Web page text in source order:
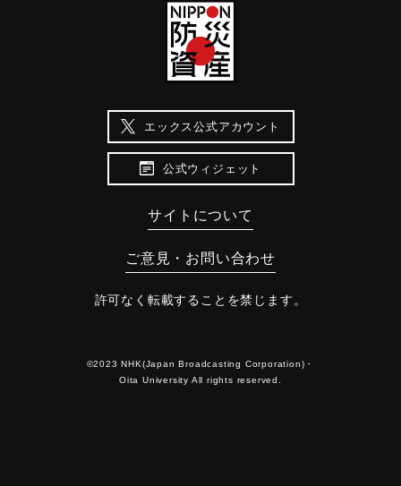
エックス公式アカウント
公式ウィジェット
サイトについて
ご意見・お問い合わせ
許可なく転載することを禁じます。
©2023 NHK(Japan Broadcasting Corporation)・
Oita University All rights reserved.